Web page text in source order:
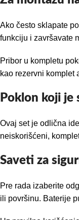
Ako često sklapate
funkciju i završavate
Pribor u kompletu
kao rezervni komplet
Poklon koji je
Ovaj set je odlična
neiskorišćeni,
Saveti za
Pre rada izaberite
ili površinu. Baterije